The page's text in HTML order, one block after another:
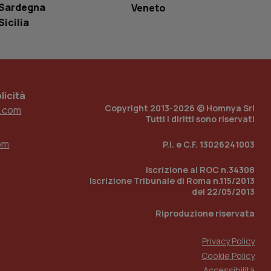
Veneto
Copyright 2013-2026 © Homnya Srl
Tutti i diritti sono riservati
P.I. e C.F. 13026241003
Iscrizione al ROC n.34308
Iscrizione Tribunale di Roma n.115/2013
del 22/05/2013
Riproduzione riservata
Privacy Policy
Cookie Policy
il sito, ma un
di accesso per
traccia
incorporati
del sito web sta
di